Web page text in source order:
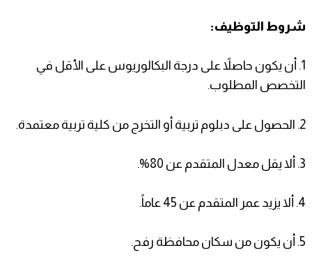
شروط التوظيف:
1. أن يكون حاصلاً على درجة البكالوريوس على الأقل في
التخصص المطلوب.
2. الحصول على دبلوم تربية أو التخرج من كلية تربية معتمدة.
3. ألا يقل معدل المتقدم عن 80%.
4. ألا يزيد عمر المتقدم عن 45 عاماً.
5. أن يكون من سكان محافظة رفح.